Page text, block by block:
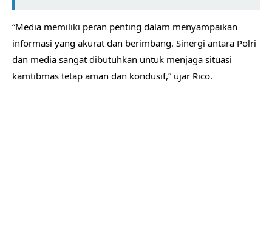
“Media memiliki peran penting dalam menyampaikan
informasi yang akurat dan berimbang. Sinergi antara Polri
dan media sangat dibutuhkan untuk menjaga situasi
kamtibmas tetap aman dan kondusif,” ujar Rico.